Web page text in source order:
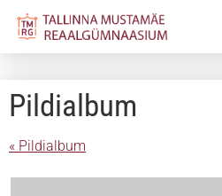
Pildialbum
« Pildialbum